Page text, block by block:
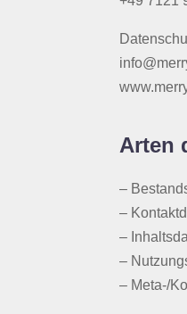
Arten
–
–
–
–
– Meta-/